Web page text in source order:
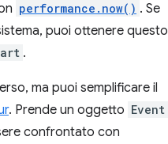
performance.now() . Se
puoi ottenere questo
.
ma puoi semplificare il
. Prende un oggetto Event
confrontato con